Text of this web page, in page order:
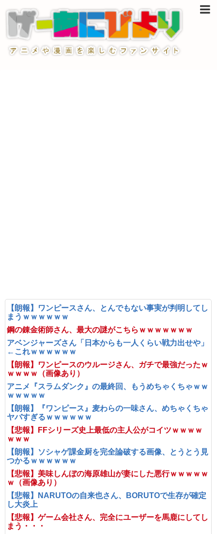
【朗報】ワンピースさん、とんでもない事実が判明してし
まうｗｗｗｗｗｗ
鋼の錬金術師さん、最大の謎がこちらｗｗｗｗｗｗｗ
アベンジャーズさん「日本からも一人くらい戦力出せや」
←これｗｗｗｗｗｗ
【朗報】ワンピースのウルージさん、ガチで最強だったｗ
ｗｗｗｗ（画像あり）
アニメ『スラムダンク』の最終回、もうめちゃくちゃｗｗ
ｗｗｗｗｗ
【朗報】『ワンピース』麦わらの一味さん、めちゃくちゃ
ヤバすぎるｗｗｗｗｗｗ
【悲報】FFシリーズ史上最低の主人公がコイツｗｗｗｗ
ｗｗｗ
【朗報】ソシャゲ課金厨を完全論破する画像、とうとう見
つかるｗｗｗｗｗｗ
【悲報】美味しんぼの海原雄山が妻にした悪行ｗｗｗｗｗ
ｗ（画像あり）
【悲報】NARUTOの自来也さん、BORUTOで生存が確定
し大炎上
【悲報】ゲーム会社さん、完全にユーザーを馬鹿にしてし
まう・・・